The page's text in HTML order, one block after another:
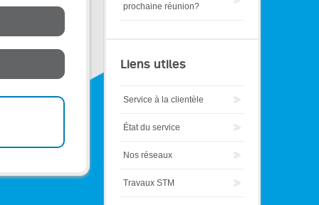
prochaine réunion?
Liens utiles
Service à la clientèle
État du service
Nos réseaux
Travaux STM